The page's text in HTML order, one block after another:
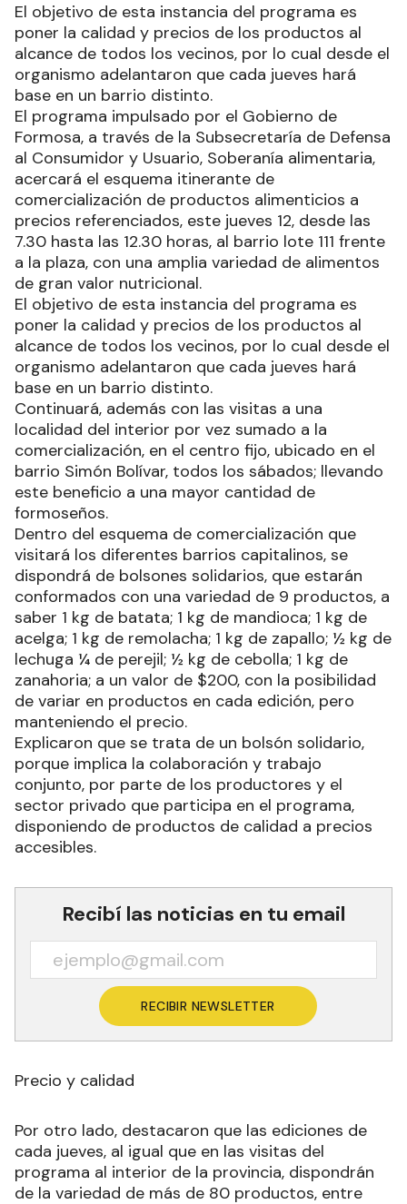
El objetivo de esta instancia del programa es
poner la calidad y precios de los productos al
alcance de todos los vecinos, por lo cual desde el
organismo adelantaron que cada jueves hará
base en un barrio distinto.
El programa impulsado por el Gobierno de
Formosa, a través de la Subsecretaría de Defensa
al Consumidor y Usuario, Soberanía alimentaria,
acercará el esquema itinerante de
comercialización de productos alimenticios a
precios referenciados, este jueves 12, desde las
7.30 hasta las 12.30 horas, al barrio lote 111 frente
a la plaza, con una amplia variedad de alimentos
de gran valor nutricional.
El objetivo de esta instancia del programa es
poner la calidad y precios de los productos al
alcance de todos los vecinos, por lo cual desde el
organismo adelantaron que cada jueves hará
base en un barrio distinto.
Continuará, además con las visitas a una
localidad del interior por vez sumado a la
comercialización, en el centro fijo, ubicado en el
barrio Simón Bolívar, todos los sábados; llevando
este beneficio a una mayor cantidad de
formoseños.
Dentro del esquema de comercialización que
visitará los diferentes barrios capitalinos, se
dispondrá de bolsones solidarios, que estarán
conformados con una variedad de 9 productos, a
saber 1 kg de batata; 1 kg de mandioca; 1 kg de
acelga; 1 kg de remolacha; 1 kg de zapallo; ½ kg de
lechuga ¼ de perejil; ½ kg de cebolla; 1 kg de
zanahoria; a un valor de $200, con la posibilidad
de variar en productos en cada edición, pero
manteniendo el precio.
Explicaron que se trata de un bolsón solidario,
porque implica la colaboración y trabajo
conjunto, por parte de los productores y el
sector privado que participa en el programa,
disponiendo de productos de calidad a precios
accesibles.
Recibí las noticias en tu email
RECIBIR NEWSLETTER
Precio y calidad
Por otro lado, destacaron que las ediciones de
cada jueves, al igual que en las visitas del
programa al interior de la provincia, dispondrán
de la variedad de más de 80 productos, entre